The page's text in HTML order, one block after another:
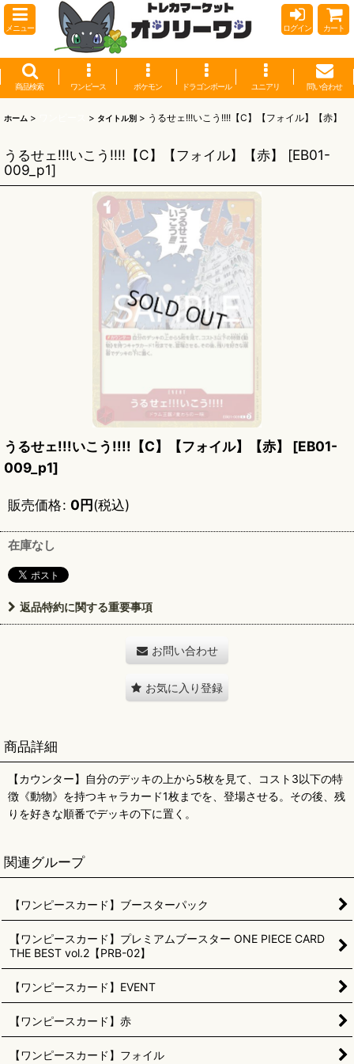
メニュー ログイン カート
商品検索 ワンピース ポケモン ドラゴンボール ユニアリ 問い合わせ
ホーム > > タイトル別 > うるせェ!!!いこう!!!!【C】【フォイル】【赤】
うるせェ!!!いこう!!!!【C】【フォイル】【赤】 [EB01-
009_p1]
うるせェ!!!いこう!!!!【C】【フォイル】【赤】 [EB01-
009_p1]
販売価格: 0円(税込)
在庫なし
返品特約に関する重要事項
お問い合わせ
お気に入り登録
商品詳細
【カウンター】自分のデッキの上から5枚を見て、コスト3以下の特
徴《動物》を持つキャラカード1枚までを、登場させる。その後、残
りを好きな順番でデッキの下に置く。
関連グループ
【ワンピースカード】ブースターパック
【ワンピースカード】プレミアムブースター ONE PIECE CARD
THE BEST vol.2【PRB-02】
【ワンピースカード】EVENT
【ワンピースカード】赤
【ワンピースカード】フォイル